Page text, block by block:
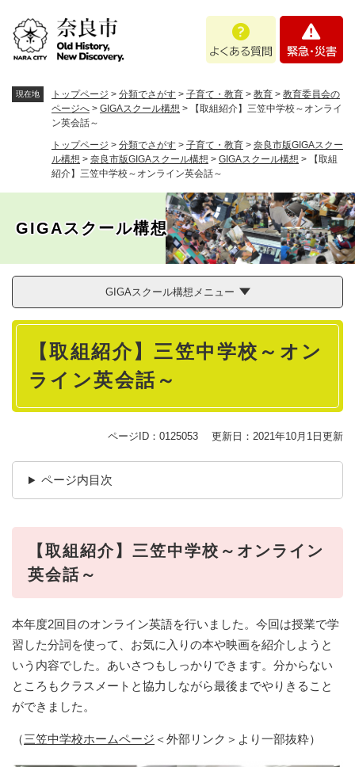
あ
問
・
現在地 トップページ > 分類でさがす > 子育て・教育 > 教育 > 教育委員会の
ページへ > GIGAスクール構想 >
【取組紹介】三笠中学校～オンライ
ン英会話～
トップページ > 分類でさがす > 子育て・教育 > 奈良市版GIGAスクー
ル構想 > 奈良市版GIGAスクール構想 > GIGAスクール構想 >
【取組
紹介】三笠中学校～オンライン英会話～
GIGAスクール構想
GIGAスクール構想メニュー
本
【取組紹介】三笠中学校～オン
ライン英会話～
ページID：0125053 更新日：2021年10月1日更新
ページ内目次
【取組紹介】三笠中学校～オンライン
英会話～
本年度2回目のオンライン英語を行いました。今回は授業で学
習した分詞を使って、お気に入りの本や映画を紹介しようと
いう内容でした。あいさつもしっかりできます。分からない
ところもクラスメートと協力しながら最後までやりきること
ができました。
（三笠中学校ホームページ ＜外部リンク＞ より一部抜粋）